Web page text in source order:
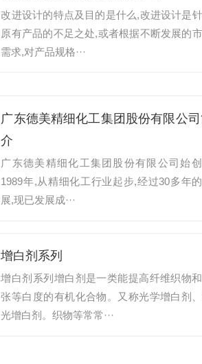
改进设计的特点及目的是什么,改进设计是
原有产品的不足之处,或者根据不断发展的
需求,对产品规格···
广东德美精细化工集团股份有限公
介
广东德美精细化工集团股份有限公司始
1989年,从精细化工行业起步,经过30多年
展,现已发展成···
增白剂系列
增白剂系列增白剂是一类能提高纤维织物
张等白度的有机化合物。又称光学增白剂
光增白剂。织物等常常···